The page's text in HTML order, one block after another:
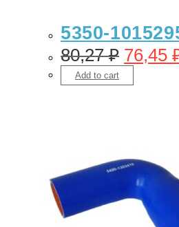
5350-
80,27₽ 76,45
Add to cart